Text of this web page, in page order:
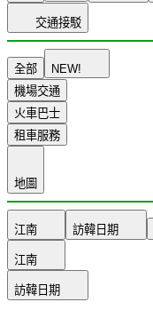
交通接駁
全部
NEW!
機場交通
火車巴士
租車服務
地圖
江南 訪韓日期
江南
訪韓日期